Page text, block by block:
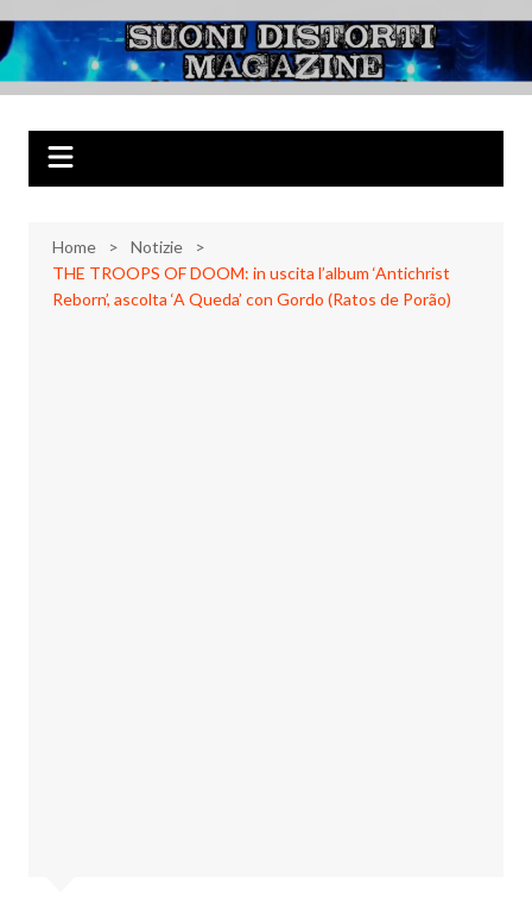
al
contenuto
Suoni Distorti
Magazine
Musica Rock, Metal, Punk e varie sonorità alternative
Home
Notizie
THE TROOPS OF DOOM: in uscita l’album ‘Antichrist
Reborn’, ascolta ‘A Queda’ con Gordo (Ratos de Porão)